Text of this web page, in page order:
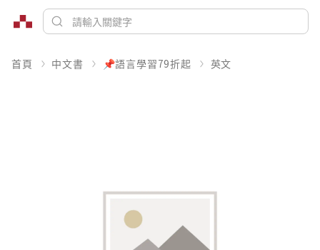
首頁 中文書 📌語言學習79折起 英文